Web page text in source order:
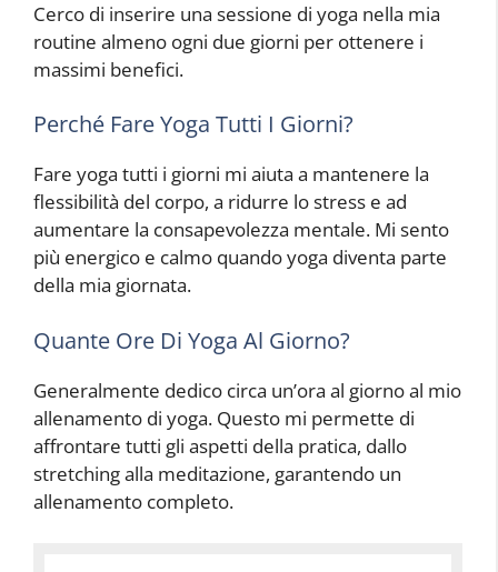
Cerco di inserire una sessione di yoga nella mia
routine almeno ogni due giorni per ottenere i
massimi benefici.
Perché Fare Yoga Tutti I Giorni?
Fare yoga tutti i giorni mi aiuta a mantenere la
flessibilità del corpo, a ridurre lo stress e ad
aumentare la consapevolezza mentale. Mi sento
più energico e calmo quando yoga diventa parte
della mia giornata.
Quante Ore Di Yoga Al Giorno?
Generalmente dedico circa un’ora al giorno al mio
allenamento di yoga. Questo mi permette di
affrontare tutti gli aspetti della pratica, dallo
stretching alla meditazione, garantendo un
allenamento completo.